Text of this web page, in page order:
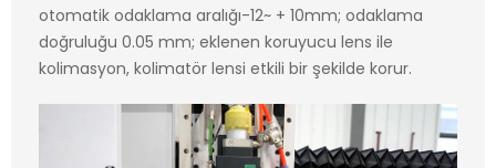
otomatik odaklama aralığı-12~ + 10mm; odaklama
doğruluğu 0.05 mm; eklenen koruyucu lens ile
kolimasyon, kolimatör lensi etkili bir şekilde korur.